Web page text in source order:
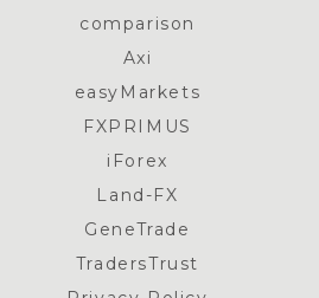
comparison
Axi
easyMarkets
FXPRIMUS
iForex
Land-FX
GeneTrade
TradersTrust